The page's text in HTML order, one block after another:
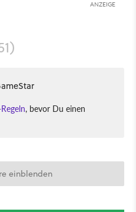
ANZEIGE
, bevor Du einen
einblenden